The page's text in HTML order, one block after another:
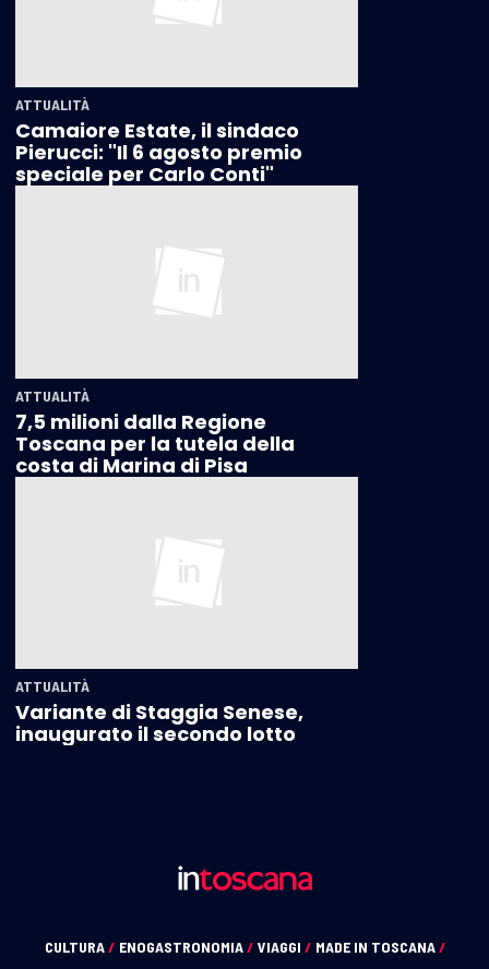
ATTUALITÀ
Camaiore Estate, il sindaco
Pierucci: "Il 6 agosto premio
speciale per Carlo Conti"
ATTUALITÀ
7,5 milioni dalla Regione
Toscana per la tutela della
costa di Marina di Pisa
ATTUALITÀ
Variante di Staggia Senese,
inaugurato il secondo lotto
CULTURA/ ENOGASTRONOMIA/ VIAGGI / MADE IN TOSCANA/